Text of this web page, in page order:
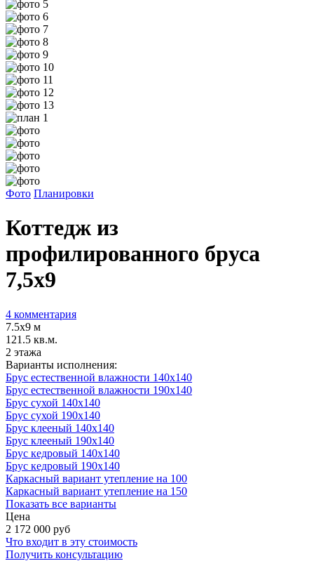
Фото Планировки
Коттедж из
профилированного бруса
7,5х9
4 комментария
7.5х9 м
121.5 кв.м.
2 этажа
Варианты исполнения:
Брус естественной влажности 140x140
Брус естественной влажности 190x140
Брус сухой 140x140
Брус сухой 190x140
Брус клееный 140x140
Брус клееный 190x140
Брус кедровый 140x140
Брус кедровый 190x140
Каркасный вариант утепление на 100
Каркасный вариант утепление на 150
Показать все варианты
Цена
2 172 000 руб
Что входит в эту стоимость
Получить консультацию